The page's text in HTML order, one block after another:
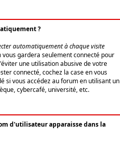
?
automatiquement à chaque visite
gardera seulement connecté pour
une utilisation abusive de votre
connecté, cochez la case en vous
si vous accédez au forum en utilisant un
cybercafé, université, etc.
d'utilisateur apparaisse dans la